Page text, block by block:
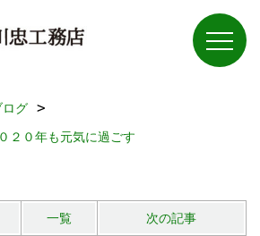
ログ
２０年も元気に過ごす
一覧 次の記事